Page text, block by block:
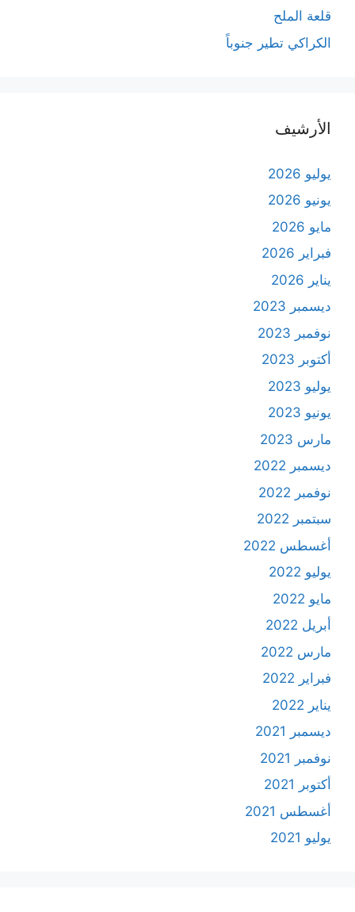
قلعة الملح
الكراكي تطير جنوباً
الأرشيف
يوليو 2026
يونيو 2026
مايو 2026
فبراير 2026
يناير 2026
ديسمبر 2023
نوفمبر 2023
أكتوبر 2023
يوليو 2023
يونيو 2023
مارس 2023
ديسمبر 2022
نوفمبر 2022
سبتمبر 2022
أغسطس 2022
يوليو 2022
مايو 2022
أبريل 2022
مارس 2022
فبراير 2022
يناير 2022
ديسمبر 2021
نوفمبر 2021
أكتوبر 2021
أغسطس 2021
يوليو 2021